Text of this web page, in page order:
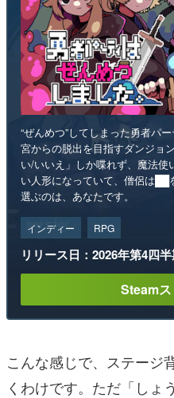
“ぜんめつ”してしまった勇者パ
宮からの脱出を目指すダンジョ
い/いいえ」しか喋れず、魔法使
い人形になっていて、僧侶は██
選ぶのは、あなたです。
インディー RPG
リリース日：2026年第4四
Steam
こんな感じで、ステージ
くわけです。ただ「しょ